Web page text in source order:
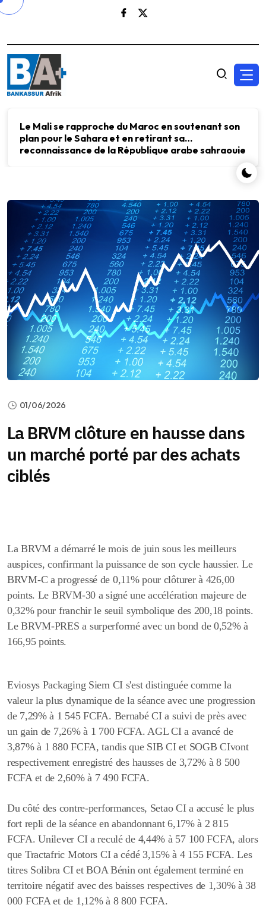
Le Mali se rapproche du Maroc en soutenant son
plan pour le Sahara et en retirant sa
reconnaissance de la République arabe sahraouie
01/06/2026
La BRVM clôture en hausse dans
un marché porté par des achats
ciblés
La BRVM a démarré le mois de juin sous les meilleurs
auspices, confirmant la puissance de son cycle haussier.Le
BRVM-C a progressé de 0,11% pour clôturer à 426,00
points. Le BRVM-30 a signé une accélération majeure de
0,32% pour franchir le seuil symbolique des 200,18 points.
LeBRVM-PRES a surperformé avec un bond de 0,52% à
166,95 points.
Eviosys Packaging Siem CI s'est distinguée comme la
valeur la plus dynamique de la séance avec une progression
de 7,29% à 1 545 FCFA. Bernabé CI a suivi de près avec
un gain de 7,26% à 1 700 FCFA. AGL CI a avancé de
3,87% à 1 880 FCFA, tandis que SIB CI et SOGB CIvont
respectivement enregistré des hausses de 3,72% à 8 500
FCFA et de 2,60% à 7 490 FCFA.
Du côté des contre-performances, Setao CI a accusé le plus
fort repli de la séance en abandonnant 6,17% à 2 815
FCFA. Unilever CI a reculé de 4,44% à 57 100 FCFA, alors
que Tractafric Motors CI a cédé 3,15% à 4 155 FCFA. Les
titres Solibra CI et BOA Bénin ont également terminé en
territoire négatif avec des baisses respectives de 1,30% à 38
000 FCFA et de 1,12% à 8 800 FCFA.